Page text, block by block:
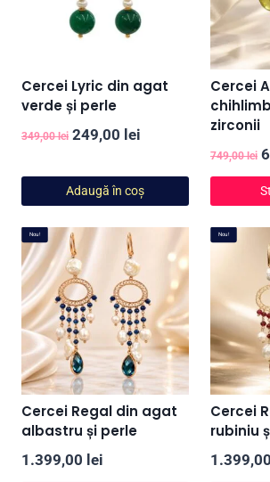
Cercei Lyric din agat
verde și perle
349,00lei Prețul
a
fost:
349,00 lei.
249,00 lei
este:
249,00 lei.
Adaugă în coș
Cercei
zirconii
749,00lei
a
Nou!
Cercei Regal din agat
albastru și perle
1.399,00 lei
Nou!
Cercei
rubiniu
1.399,00